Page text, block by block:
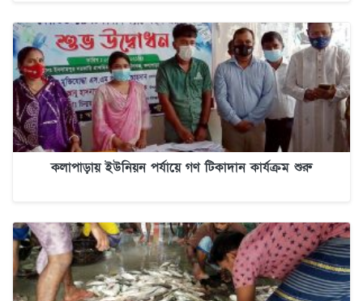
কলাপাড়ায় ইউনিয়ন পর্যায়ে গণ টিকাদান কার্যক্রম শুরু